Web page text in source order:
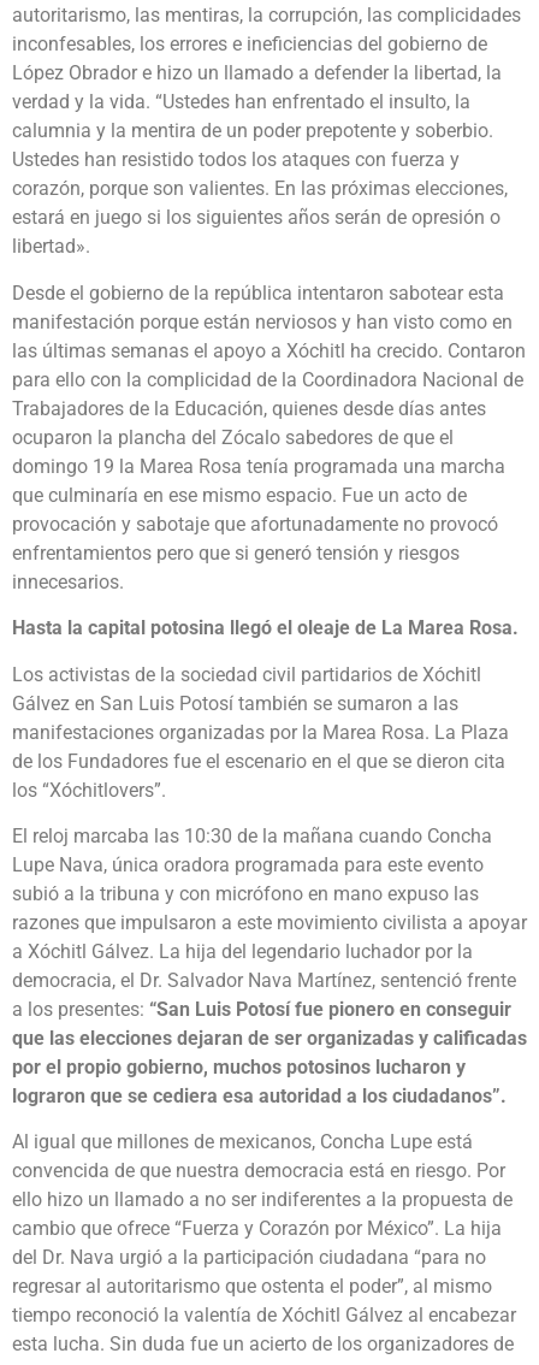
autoritarismo, las mentiras, la corrupción, las complicidades
inconfesables, los errores e ineficiencias del gobierno de
López Obrador e hizo un llamado a defender la libertad, la
verdad y la vida. “Ustedes han enfrentado el insulto, la
calumnia y la mentira de un poder prepotente y soberbio.
Ustedes han resistido todos los ataques con fuerza y
corazón, porque son valientes. En las próximas elecciones,
estará en juego si los siguientes años serán de opresión o
libertad».
Desde el gobierno de la república intentaron sabotear esta
manifestación porque están nerviosos y han visto como en
las últimas semanas el apoyo a Xóchitl ha crecido. Contaron
para ello con la complicidad de la Coordinadora Nacional de
Trabajadores de la Educación, quienes desde días antes
ocuparon la plancha del Zócalo sabedores de que el
domingo 19 la Marea Rosa tenía programada una marcha
que culminaría en ese mismo espacio. Fue un acto de
provocación y sabotaje que afortunadamente no provocó
enfrentamientos pero que si generó tensión y riesgos
innecesarios.
Hasta la capital potosina llegó el oleaje de La Marea Rosa.
Los activistas de la sociedad civil partidarios de Xóchitl
Gálvez en San Luis Potosí también se sumaron a las
manifestaciones organizadas por la Marea Rosa. La Plaza
de los Fundadores fue el escenario en el que se dieron cita
los “Xóchitlovers”.
El reloj marcaba las 10:30 de la mañana cuando Concha
Lupe Nava, única oradora programada para este evento
subió a la tribuna y con micrófono en mano expuso las
razones que impulsaron a este movimiento civilista a apoyar
a Xóchitl Gálvez. La hija del legendario luchador por la
democracia, el Dr. Salvador Nava Martínez, sentenció frente
a los presentes: “San Luis Potosí fue pionero en conseguir
que las elecciones dejaran de ser organizadas y calificadas
por el propio gobierno, muchos potosinos lucharon y
lograron que se cediera esa autoridad a los ciudadanos”.
Al igual que millones de mexicanos, Concha Lupe está
convencida de que nuestra democracia está en riesgo. Por
ello hizo un llamado a no ser indiferentes a la propuesta de
cambio que ofrece “Fuerza y Corazón por México”. La hija
del Dr. Nava urgió a la participación ciudadana “para no
regresar al autoritarismo que ostenta el poder”, al mismo
tiempo reconoció la valentía de Xóchitl Gálvez al encabezar
esta lucha. Sin duda fue un acierto de los organizadores de